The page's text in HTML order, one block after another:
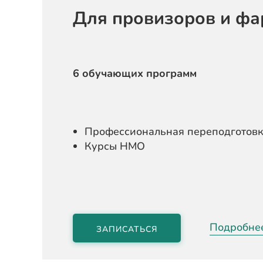
Для провизоров и
6 обучающих программ
Профессиональная
Курсы НМО
ЗАПИСАТЬСЯ